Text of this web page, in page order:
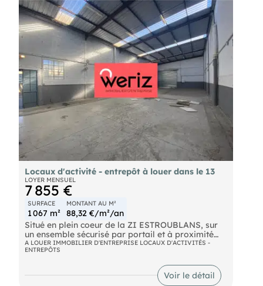
Locaux d'activité - entrepôt à louer dans le 13
LOYER MENSUEL
7 855 €
SURFACE
1 067 m²
MONTANT AU M²
88,32 €/m²/an
Situé en plein coeur de la ZI ESTROUBLANS, sur
un ensemble sécurisé par portail et à proximité
des axes autoroutiers, vous propose à la location
un local d'activité bénéficiant d'une surface de 980
m² environ de stockage avec grandes hauteurs et
100 m² de bureaux entièrement rénovés en R+1.
Des travaux de rafraîchissement sont en cours
A LOUER IMMOBILIER D'ENTREPRISE LOCAUX D'ACTIVITÉS -
ENTREPÔTS
Voir le détail